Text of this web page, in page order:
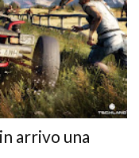
arrivo una